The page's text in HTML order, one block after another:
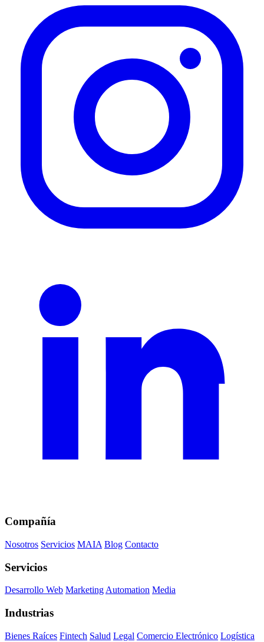
Compañía
Nosotros Servicios MAIA Blog Contacto
Servicios
Desarrollo Web MarketingAutomation Media
Industrias
Bienes Raíces Fintech Salud Legal Comercio Electrónico Logística